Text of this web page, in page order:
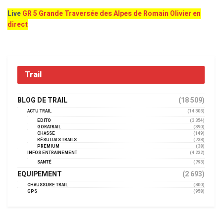
LiveGR 5 Grande Traversée des Alpes de Romain Olivier en
direct
Trail
BLOG DE TRAIL (18 509)
ACTU TRAIL
(14 305)
EDITO
(3 354)
GORATRAIL
(390)
CHASSE
(149)
RÉSULTATS TRAILS
(738)
PREMIUM
(38)
INFOS ENTRAINEMENT
(4 232)
SANTÉ
(793)
EQUIPEMENT (2 693)
CHAUSSURE TRAIL
(800)
GPS
(958)